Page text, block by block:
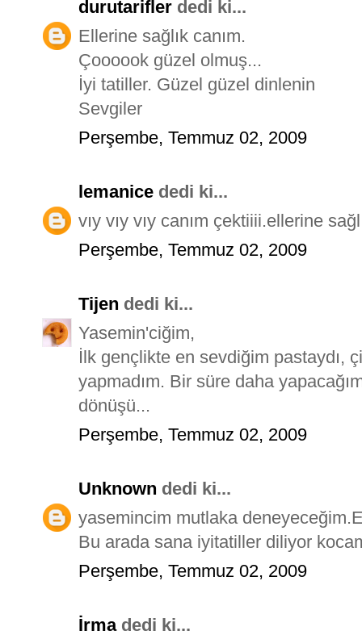
durutarifler dedi ki...
Ellerine sağlık canım.
Çoooook güzel olmuş...
İyi tatiller. Güzel güzel dinlenin
Sevgiler
Perşembe, Temmuz 02, 2009
lemanice dedi ki...
vıy vıy vıy canım çektiiii.ellerine
Perşembe, Temmuz 02, 2009
Tijen dedi ki...
Yasemin'ciğim,
İlk gençlikte en sevdiğim pastaydı,
yapmadım. Bir süre daha
dönüşü...
Perşembe, Temmuz 02, 2009
Unknown dedi ki...
yasemincim mutlaka
Bu arada sana iyitatiller diliyor
Perşembe, Temmuz 02, 2009
İrmadedi ki...